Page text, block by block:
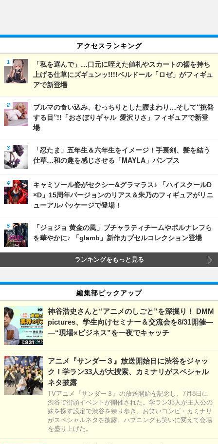
アクセスランキング
「私を選んで」…口元に咥えた値札やスカートの裾を持ち
上げる仕草にズギュンッ!!!!ベルドール「ロゼ」がフィギュ
アで新登場
ブルマの食い込み、むっちりとした腰まわり…そして“挑発
する目”!!「おさぼりギャル 愛沢りさ」フィギュアで新登
場
「忍たま」五年生＆六年生をイメージ！手裏剣、髪を結う
仕草…和の趣を感じさせる「MAYLA」パンプス
キャミソール姿がセクシー&グラマラス♪ 「ハイスクールD
×D」15周年バージョンのリアス＆朱乃のフィギュアがリニ
ューアルパッケージで登場！
「ジョジョ 黄金の風」ブチャラティチームやポルナレフら
を華やかに♪ 「glamb」新作カプセルコレクション登場
ランキングをもっと見る
編集部ピックアップ
神谷浩史さんと“アニメのしごと”を深掘り！ DMM
pictures、学生向けセミナー＆交流会を8/31開催―
―“現場×ビジネス”を一夜でキャッチ
アニメ『サンダー３』放送開始日に渋谷をジャッ
ク！学ラン33人が大捜索、カミナリがスペシャル
ネタ披露
TVアニメ『サンダー３』の放送開始を記念し、7月8日に
渋谷で街頭イベントが開催された。学ラン33人が主人公の
妹を探す設定で渋谷を練り歩き、お笑いコンビ・カミナリ
がスペシャルネタを披露。ハプニングも笑いに変えて会場
を盛り上げた。